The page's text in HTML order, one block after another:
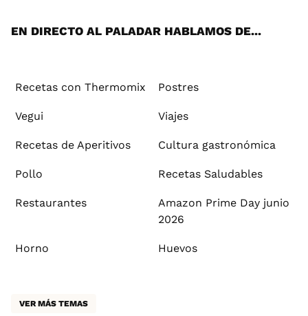
EN DIRECTO AL PALADAR HABLAMOS DE...
Recetas con Thermomix Postres
Vegui Viajes
Recetas de Aperitivos Cultura gastronómica
Pollo Recetas Saludables
Restaurantes
Amazon Prime Day junio
2026
Horno Huevos
VER MÁS TEMAS